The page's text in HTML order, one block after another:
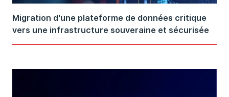
Migration d'une plateforme de données critique
vers une infrastructure souveraine et sécurisée